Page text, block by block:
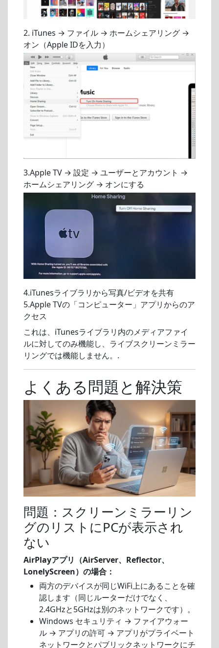
2. iTunes → ファイル → ホームシェアリング →
オン（Apple IDを入力）
3.Apple TV → 設定 → ユーザーとアカウント →
ホームシェアリング → オンにする
4.iTunesライブラリから写真/ビデオを共有
5.Apple TVの「コンピューター」アプリからのア
クセス
これは、iTunesライブラリ内のメディアファイ
ルに対してのみ機能し、ライブスクリーンミラー
リングでは機能しません。.
よくある問題と解決策
問題：スクリーンミラーリン
グのリストにPCが表示され
ない
AirPlayアプリ（AirServer、Reflector、
LonelyScreen）の場合：
両方のデバイスが同じWiFi上にあることを確
認します（同じルーターだけでなく、
2.4GHzと5GHzは別のネットワークです）。
Windows セキュリティ → ファイアウォー
ル → アプリの許可 → アプリがプライベート
ネットワークとパブリックネットワークにチ